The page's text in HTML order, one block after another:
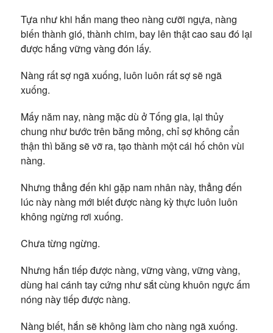
Tựa như khi hắn mang theo nàng cưỡi ngựa, nàng
biến thành gió, thành chim, bay lên thật cao sau đó lại
được hắng vững vàng đón lấy.
Nàng rất sợ ngã xuống, luôn luôn rất sợ sẽ ngã
xuống.
Mấy năm nay, nàng mặc dù ở Tống gia, lại thủy
chung như bước trên băng mỏng, chỉ sợ không cẩn
thận thì băng sẽ vỡ ra, tạo thành một cái hố chôn vùi
nàng.
Nhưng thẳng đến khi gặp nam nhân này, thẳng đến
lúc này nàng mới biết được nàng kỳ thực luôn luôn
không ngừng rơi xuống.
Chưa từng ngừng.
Nhưng hắn tiếp được nàng, vững vàng, vững vàng,
dùng hai cánh tay cứng như sắt cùng khuôn ngực ấm
nóng này tiếp được nàng.
Nàng biết, hắn sẽ không làm cho nàng ngã xuống.